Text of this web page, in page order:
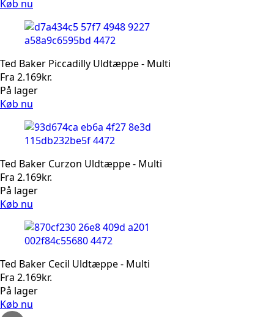
Køb nu
Ted Baker Piccadilly Uldtæppe - Multi
Fra 2.169kr.
På lager
Køb nu
Ted Baker Curzon Uldtæppe - Multi
Fra 2.169kr.
På lager
Køb nu
Ted Baker Cecil Uldtæppe - Multi
Fra 2.169kr.
På lager
Køb nu